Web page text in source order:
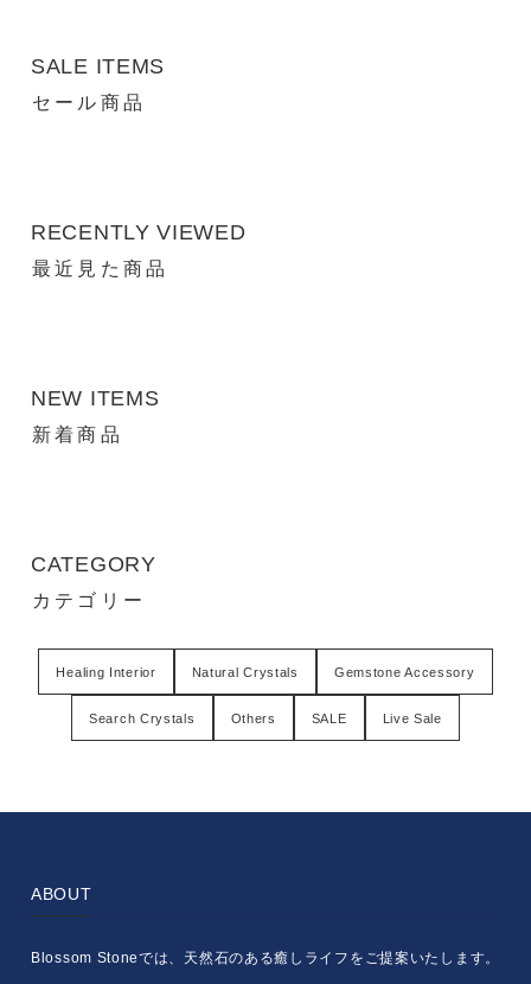
SALE ITEMS
セール商品
RECENTLY VIEWED
最近見た商品
NEW ITEMS
新着商品
CATEGORY
カテゴリー
Healing Interior Natural Crystals Gemstone Accessory
Search Crystals Others SALE Live Sale
ABOUT
Blossom Stoneでは、天然石のある癒しライフをご提案いたします。